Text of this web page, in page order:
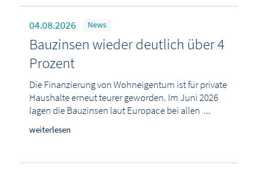
04.08.2026 News
Bauzinsen wieder deutlich über 4
Prozent
Die Finanzierung von Wohneigentum ist für private
Haushalte erneut teurer geworden. Im Juni 2026
lagen die Bauzinsen laut Europace bei allen ...
weiterlesen